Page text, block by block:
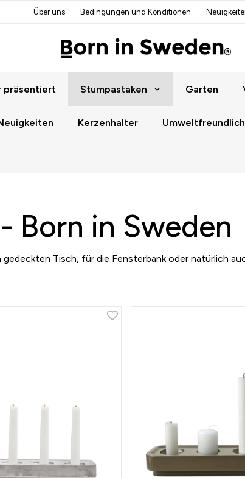
Über uns Bedingungen und Konditionen
präsentiert Stumpastaken Garten
Kerzenhalter Umweltfreundlich
Born in Sweden
Tisch, für die Fensterbank oder natürlich